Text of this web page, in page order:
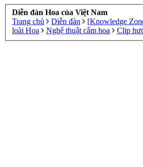
Diễn đàn Hoa của Việt Nam
Trang chủ
Diễn đàn
[Knowledge
loài Hoa
Nghệ thuật cắm hoa Clip